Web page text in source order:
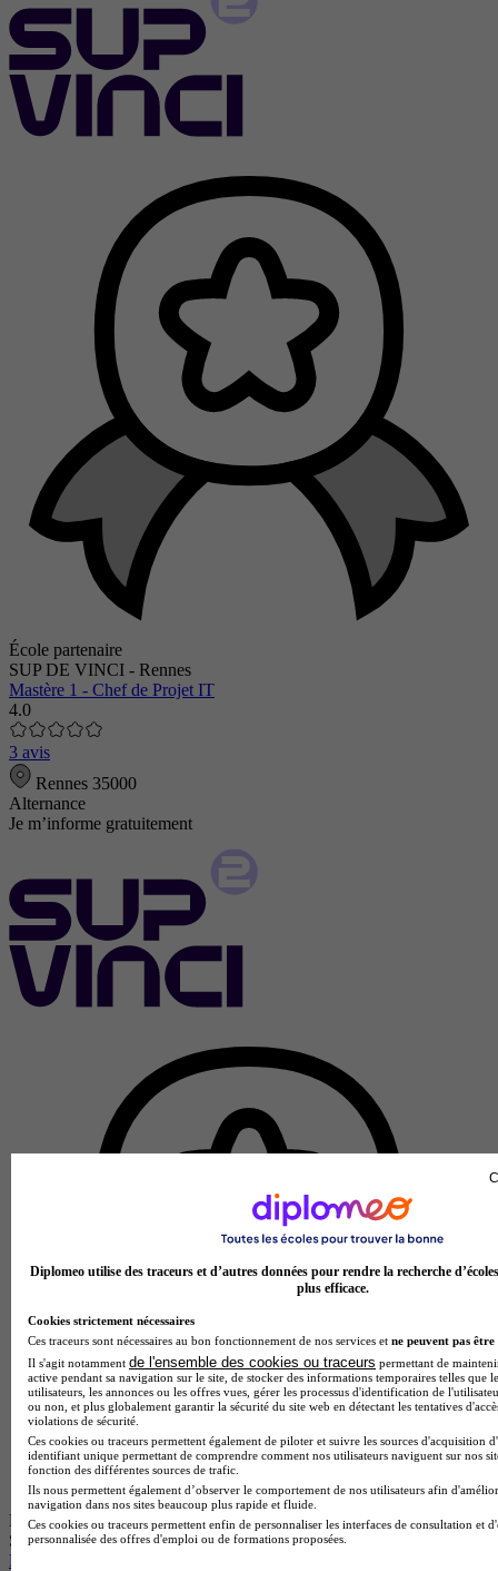
École partenaire
SUP DE VINCI - Rennes
Mastère 1 - Chef de Projet IT
4.0
3 avis
Rennes 35000
Alternance
Je m’informe gratuitement
École partenaire
SUP DE VINCI - Nantes
Mastère 1 - Chef de Projet IT
Diplomeo utilise des traceurs et d’autres données pour rendre la recherche
plus efficace.
Cookies strictement nécessaires
Ces traceurs sont nécessaires au bon fonctionnement de nos services et ne peuvent pas être
Il s'agit notamment de l'ensemble des cookies ou traceurs permettant de
active pendant sa navigation sur le site, de stocker des informations temporaires telles que
utilisateurs, les annonces ou les offres vues, gérer les processus d'identification de
ou non, et plus globalement garantir la sécurité du site web en détectant les tentatives
violations de sécurité.
Ces cookies ou traceurs permettent également de piloter et suivre les sources d'acquisition
identifiant unique permettant de comprendre comment nos utilisateurs naviguent sur nos
fonction des différentes sources de trafic.
Ils nous permettent également d’observer le comportement de nos utilisateurs afin
navigation dans nos sites beaucoup plus rapide et fluide.
Ces cookies ou traceurs permettent enfin de personnaliser les interfaces de consultation et
personnalisée des offres d'emploi ou de formations proposées.